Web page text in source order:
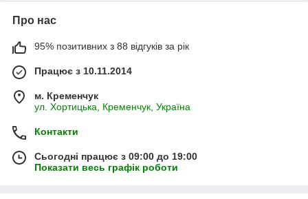
Про нас
95% позитивних з 88 відгуків за рік
Працює з 10.11.2014
м. Кременчук
ул. Хортицька, Кременчук, Україна
Контакти
Сьогодні працює з 09:00 до 19:00
Показати весь графік роботи